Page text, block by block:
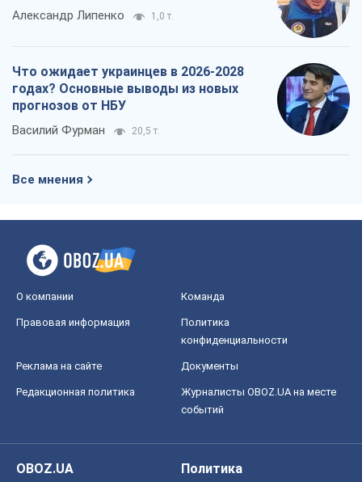
Александр Липенко 1,0 т.
Что ожидает украинцев в 2026-2028
годах? Основные выводы из новых
прогнозов от НБУ
Василий Фурман 20,5 т.
Все мнения
О компании Команда
Правовая информация
Политика
конфиденциальности
Реклама на сайте Документы
Редакционная политика
Журналисты OBOZ.UA на месте
событий
OBOZ.UA
Политика